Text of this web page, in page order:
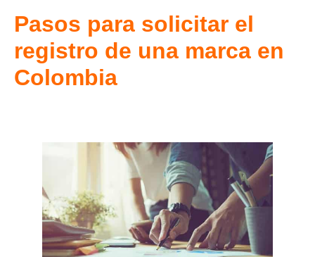
Pasos para solicitar el
registro de una marca en
Colombia